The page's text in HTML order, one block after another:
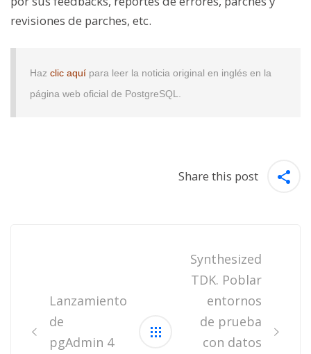
revisiones de parches, etc.
Haz clic aquí para leer la noticia original en inglés en la
página web oficial de PostgreSQL.
Share this post
Lanzamiento
de
pgAdmin 4
Synthesized
TDK. Poblar
entornos
de prueba
con datos